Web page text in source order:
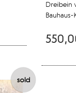
Dreibein
Bauhaus-
sold